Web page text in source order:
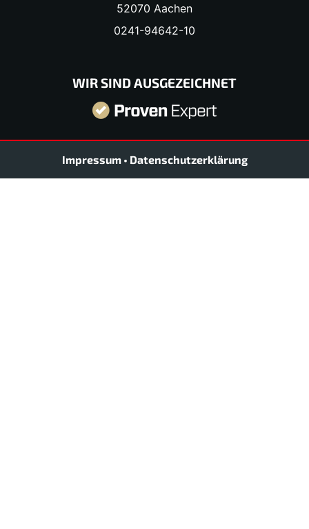
52070 Aachen
0241-94642-10
WIR SIND AUSGEZEICHNET
Impressum • Datenschutzerklärung